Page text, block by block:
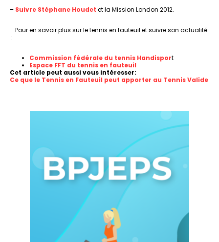
– Suivre Stéphane Houdet et la Mission London 2012.
– Pour en savoir plus sur le tennis en fauteuil et suivre son actualité
:
Commission fédérale du tennis Handisport
Espace FFT du tennis en fauteuil
Cet article peut aussi vous intéresser:
Ce que le Tennis en Fauteuil peut apporter au Tennis Valide